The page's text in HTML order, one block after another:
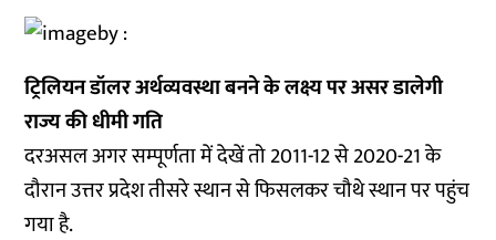
ट्रिलियनडॉलरअर्थव्यवस्थाबननेकेलक्ष्यपरअसरडालेगी
राज्यकीधीमीगति
दरअसल अगर सम्पूर्णता में देखें तो 2011-12 से 2020-21 के
दौरान उत्तर प्रदेश तीसरे स्थान से फिसलकर चौथे स्थान पर पहुंच
गया है.